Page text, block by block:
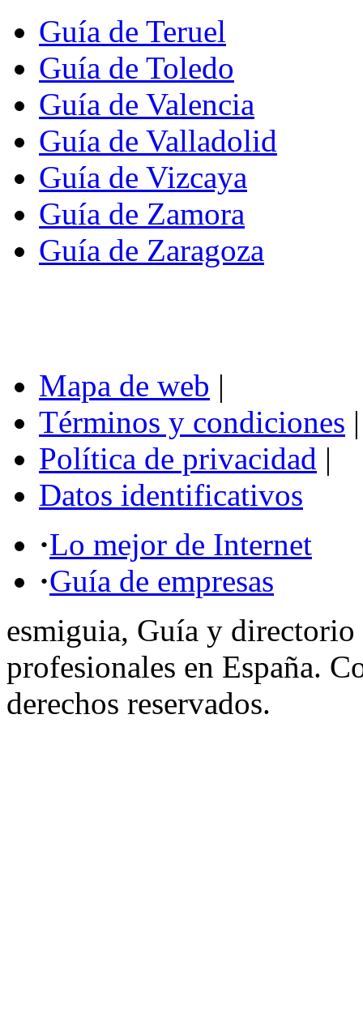
Guía de Teruel
Guía de Toledo
Guía de Valencia
Guía de Valladolid
Guía de Vizcaya
Guía de Zamora
Guía de Zaragoza
Mapa de web |
Términos y condiciones |
Política de privacidad |
Datos identificativos
·Lo mejor de Internet
·Guía de empresas
esmiguia, Guía y directorio
profesionales en España.
derechos reservados.